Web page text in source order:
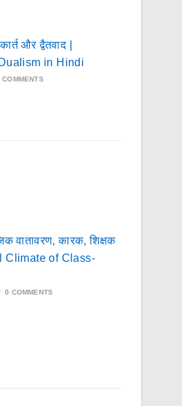
और द्वैतवाद |
in Hindi
COMMENTS
वातावरण, कारक, शिक्षक
Climate of Class-
0 COMMENTS